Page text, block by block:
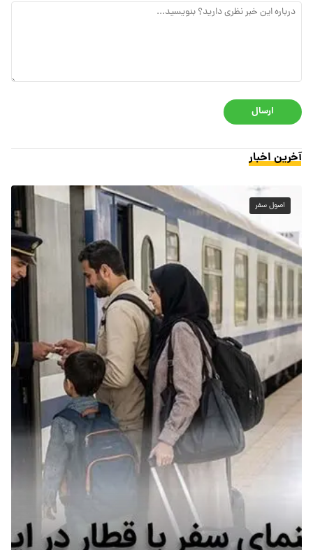
ارسال
آخرین اخبار
اصول سفر